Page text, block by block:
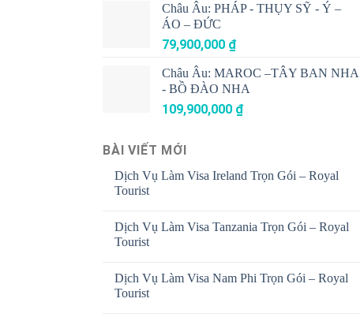
Châu Âu: PHÁP - THỤY SỸ - Ý –
ÁO – ĐỨC
79,900,000 ₫
Châu Âu: MAROC –TÂY BAN NHA
- BỒ ĐÀO NHA
109,900,000 ₫
BÀI VIẾT MỚI
Dịch Vụ Làm Visa Ireland Trọn Gói – Royal
Tourist
Dịch Vụ Làm Visa Tanzania Trọn Gói – Royal
Tourist
Dịch Vụ Làm Visa Nam Phi Trọn Gói – Royal
Tourist